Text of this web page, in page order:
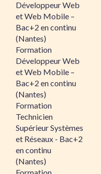
Développeur Web
et Web Mobile –
Bac+2 en continu
(Nantes)
Formation
Développeur Web
et Web Mobile –
Bac+2 en continu
(Nantes)
Formation
Technicien
Supérieur Systèmes
et Réseaux - Bac+2
en continu
(Nantes)